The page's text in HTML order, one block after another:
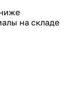
на складе